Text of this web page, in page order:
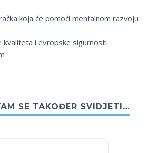
koja će pomoći mentalnom razvoju
kvaliteta i evropske sigurnosti
SE TAKOĐER SVIDJETI…